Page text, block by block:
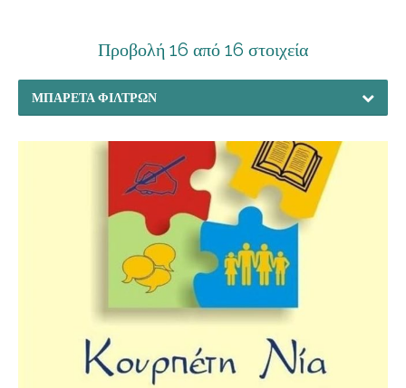
Προβολή 16 από 16 στοιχεία
ΜΠΑΡΈΤΑ ΦΊΛΤΡΩΝ